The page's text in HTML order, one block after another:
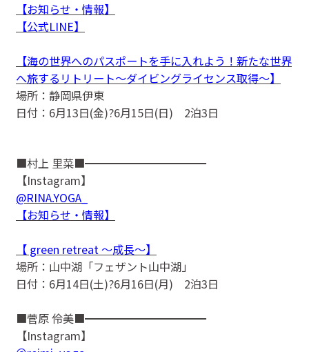
【お知らせ・情報】
【公式LINE】
【海の世界へのパスポートを手に入れよう！新たな世界
へ旅するリトリート〜ダイビングライセンス取得〜】
場所：静岡県伊東
日付：6月13日(金)?6月15日(日) 2泊3日
■村上 里菜■━━━━━━━━━━━
【Instagram】
@RINA.YOGA_
【お知らせ・情報】
【 green retreat 〜成長〜】
場所：山中湖「フェザント山中湖」
日付：6月14日(土)?6月16日(月) 2泊3日
■菅原 伶美■━━━━━━━━━━━
【Instagram】